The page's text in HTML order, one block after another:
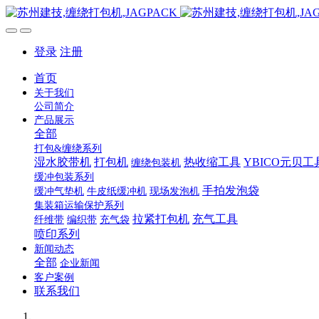
登录 注册
首页
关于我们
公司简介
产品展示
全部
打包&缠绕系列
湿水胶带机 打包机 缠绕包装机 热收缩工具 YBICO元贝工
缓冲包装系列
缓冲气垫机 牛皮纸缓冲机 现场发泡机 手拍发泡袋
集装箱运输保护系列
纤维带 编织带 充气袋 拉紧打包机 充气工具
喷印系列
新闻动态
全部 企业新闻
客户案例
联系我们